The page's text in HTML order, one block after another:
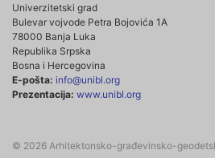
Univerzitetski grad
Bulevar vojvode Petra Bojovića 1A
78000 Banja Luka
Republika Srpska
Bosna i Hercegovina
E-pošta: info@unibl.org
Prezentacija: www.unibl.org
© 2026 Arhitektonsko-građevinsko-